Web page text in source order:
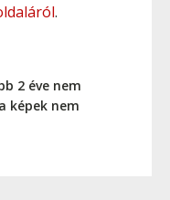
.
2 éve nem
képek nem